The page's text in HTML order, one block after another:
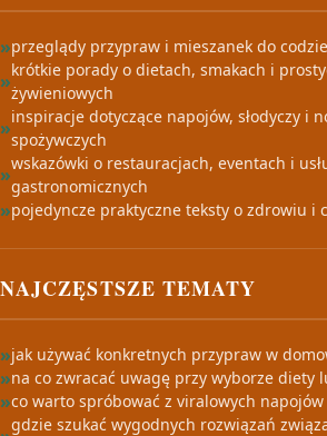
przeglądy przypraw i mieszanek do
krótkie porady o dietach, smakach i
żywieniowych
inspiracje dotyczące napojów, słodyczy i
spożywczych
wskazówki o restauracjach, eventach i
gastronomicznych
pojedyncze praktyczne teksty o zdrowiu i
NAJCZĘSTSZE TEMATY
jak używać konkretnych przypraw w
na co zwracać uwagę przy wyborze diety
co warto spróbować z viralowych
gdzie szukać wygodnych rozwiązań